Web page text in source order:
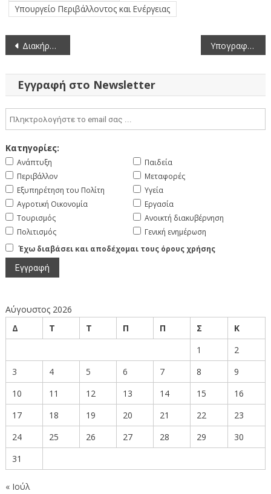
Υπουργείο Περιβάλλοντος και Ενέργειας
Πλοήγηση
άρθρων
Διακήρυξη δημοπρασίας για την παραχώρηση κατά χρήση ακινήτου συνολικής έκτασης 50.835,53τμ στο αγρόκτημα «Ποντοκώμη» Δήμου Κοζάνης Υπογραφή Σύμβασης για τη Μελέτη Διερεύνησης Φαινομένων Αστάθειας στους Ιερούς Ναούς Αγίου Γεωργίου Άνω Κώμης και Κοιμήσεως της Θεοτόκου Ανατολής
Εγγραφή στο Newsletter
Κατηγορίες:
Ανάπτυξη
Περιβάλλον
Εξυπηρέτηση του Πολίτη
Αγροτική Οικονομία
Τουρισμός
Πολιτισμός
Παιδεία
Μεταφορές
Υγεία
Εργασία
Ανοικτή διακυβέρνηση
Γενική ενημέρωση
Έχω διαβάσει και αποδέχομαι τους όρους χρήσης
Αύγουστος 2026
Δ
Τ Τ Π Π Σ
Κ
1
2
3
4 5 6 7 8
9
10
11 12 13 14 15
16
17
18 19 20 21 22
23
24
25 26 27 28 29
30
31
« Ιούλ